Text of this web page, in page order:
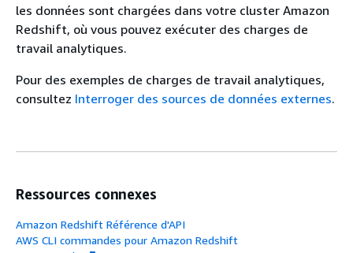
les données sont chargées dans votre cluster Amazon
Redshift, où vous pouvez exécuter des charges de
travail analytiques.
Pour des exemples de charges de travail analytiques,
consultez Interroger des sources de données externes.
Ressources connexes
Amazon Redshift Référence d'API
AWS CLI commandes pour Amazon Redshift